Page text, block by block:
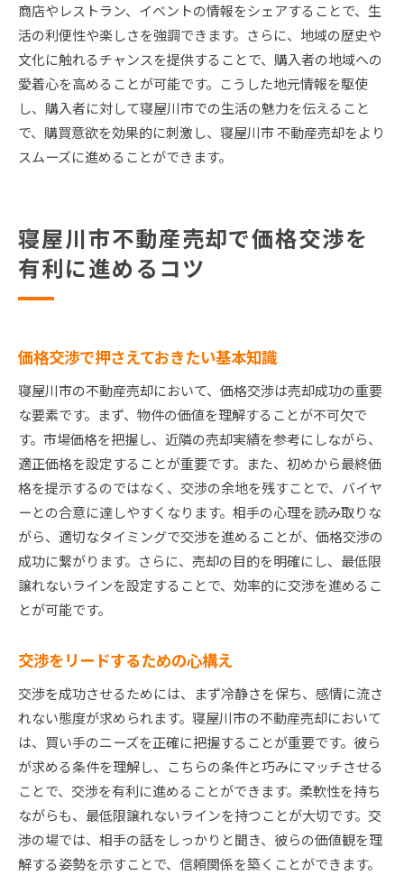
商店やレストラン、イベントの情報をシェアすることで、生
活の利便性や楽しさを強調できます。さらに、地域の歴史や
文化に触れるチャンスを提供することで、購入者の地域への
愛着心を高めることが可能です。こうした地元情報を駆使
し、購入者に対して寝屋川市での生活の魅力を伝えること
で、購買意欲を効果的に刺激し、寝屋川市 不動産売却をより
スムーズに進めることができます。
寝屋川市不動産売却で価格交渉を
有利に進めるコツ
価格交渉で押さえておきたい基本知識
寝屋川市の不動産売却において、価格交渉は売却成功の重要
な要素です。まず、物件の価値を理解することが不可欠で
す。市場価格を把握し、近隣の売却実績を参考にしながら、
適正価格を設定することが重要です。また、初めから最終価
格を提示するのではなく、交渉の余地を残すことで、バイヤ
ーとの合意に達しやすくなります。相手の心理を読み取りな
がら、適切なタイミングで交渉を進めることが、価格交渉の
成功に繋がります。さらに、売却の目的を明確にし、最低限
譲れないラインを設定することで、効率的に交渉を進めるこ
とが可能です。
交渉をリードするための心構え
交渉を成功させるためには、まず冷静さを保ち、感情に流さ
れない態度が求められます。寝屋川市の不動産売却において
は、買い手のニーズを正確に把握することが重要です。彼ら
が求める条件を理解し、こちらの条件と巧みにマッチさせる
ことで、交渉を有利に進めることができます。柔軟性を持ち
ながらも、最低限譲れないラインを持つことが大切です。交
渉の場では、相手の話をしっかりと聞き、彼らの価値観を理
解する姿勢を示すことで、信頼関係を築くことができます。